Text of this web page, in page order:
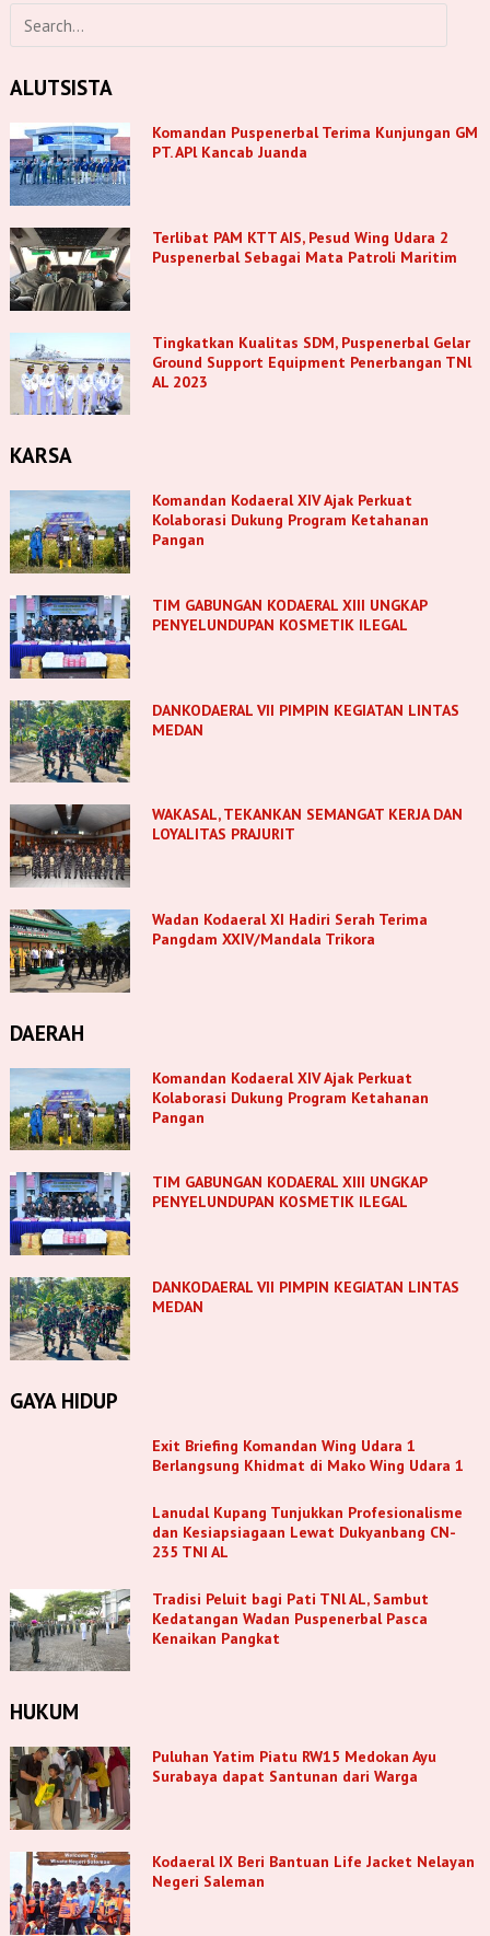
ALUTSISTA
Komandan Puspenerbal Terima Kunjungan GM
PT. APl Kancab Juanda
Terlibat PAM KTT AIS, Pesud Wing Udara 2
Puspenerbal Sebagai Mata Patroli Maritim
Tingkatkan Kualitas SDM, Puspenerbal Gelar
Ground Support Equipment Penerbangan TNl
AL 2023
KARSA
Komandan Kodaeral XIV Ajak Perkuat
Kolaborasi Dukung Program Ketahanan
Pangan
TIM GABUNGAN KODAERAL XIII UNGKAP
PENYELUNDUPAN KOSMETIK ILEGAL
DANKODAERAL VII PIMPIN KEGIATAN LINTAS
MEDAN
WAKASAL, TEKANKAN SEMANGAT KERJA DAN
LOYALITAS PRAJURIT
Wadan Kodaeral XI Hadiri Serah Terima
Pangdam XXIV/Mandala Trikora
DAERAH
Komandan Kodaeral XIV Ajak Perkuat
Kolaborasi Dukung Program Ketahanan
Pangan
TIM GABUNGAN KODAERAL XIII UNGKAP
PENYELUNDUPAN KOSMETIK ILEGAL
DANKODAERAL VII PIMPIN KEGIATAN LINTAS
MEDAN
GAYA HIDUP
Exit Briefing Komandan Wing Udara 1
Berlangsung Khidmat di Mako Wing Udara 1
Lanudal Kupang Tunjukkan Profesionalisme
dan Kesiapsiagaan Lewat Dukyanbang CN-
235 TNI AL
Tradisi Peluit bagi Pati TNl AL, Sambut
Kedatangan Wadan Puspenerbal Pasca
Kenaikan Pangkat
HUKUM
Puluhan Yatim Piatu RW15 Medokan Ayu
Surabaya dapat Santunan dari Warga
Kodaeral IX Beri Bantuan Life Jacket Nelayan
Negeri Saleman